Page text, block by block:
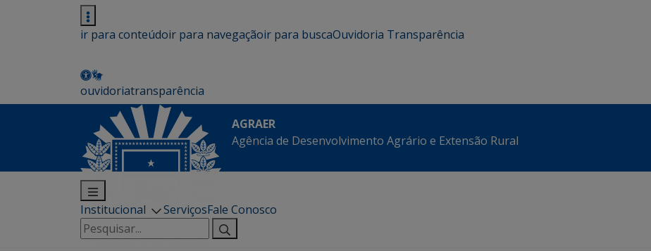
ir para conteúdoir para navegaçãoir para buscaOuvidoria Transparência
ouvidoriatransparência
AGRAER
Agência de Desenvolvimento Agrário e Extensão Rural
Institucional ServiçosFale Conosco
Pesquisar
por: